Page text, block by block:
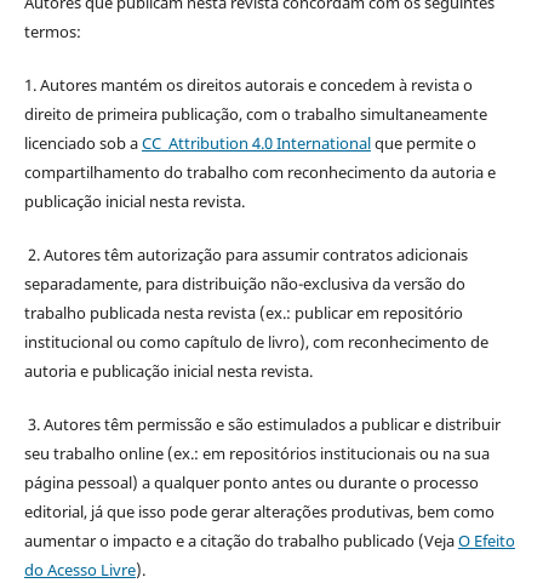
termos:
1. Autores mantém os direitos autorais e concedem à revista o
direito de primeira publicação, com o trabalho simultaneamente
licenciado sob aCC Attribution 4.0 Internationalque permite o
compartilhamento do trabalho com reconhecimento da autoria e
publicação inicial nesta revista.
2. Autores têm autorização para assumir contratos adicionais
separadamente, para distribuição não-exclusiva da versão do
trabalho publicada nesta revista (ex.: publicar em repositório
institucional ou como capítulo de livro), com reconhecimento de
autoria e publicação inicial nesta revista.
3. Autores têm permissão e são estimulados a publicar e distribuir
seu trabalho online (ex.: em repositórios institucionais ou na sua
página pessoal) a qualquer ponto antes ou durante o processo
editorial, já que isso pode gerar alterações produtivas, bem como
aumentar o impacto e a citação do trabalho publicado (VejaO Efeito
do Acesso Livre).